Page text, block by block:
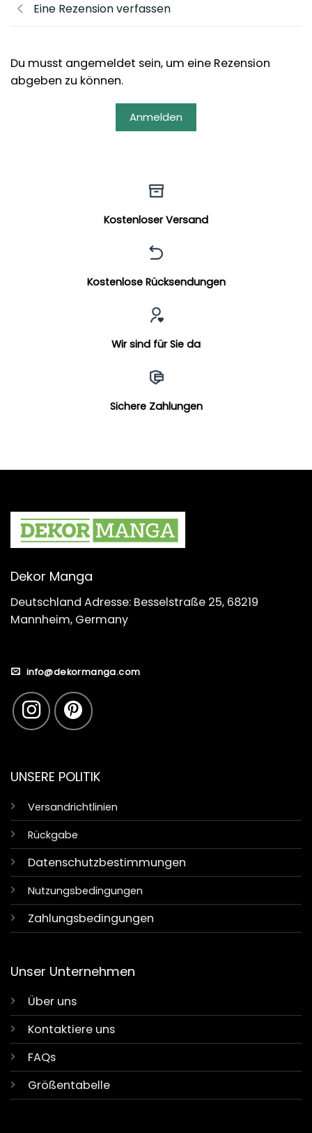
Eine Rezension verfassen
Du musst angemeldet sein, um eine Rezension
abgeben zu können.
Anmelden
Kostenloser Versand
Kostenlose Rücksendungen
Wir sind für Sie da
Sichere Zahlungen
Dekor Manga
Deutschland Adresse: Besselstraße 25, 68219
Mannheim, Germany
info@dekormanga.com
UNSERE POLITIK
Versandrichtlinien
Rückgabe
Datenschutzbestimmungen
Nutzungsbedingungen
Zahlungsbedingungen
Unser Unternehmen
Über uns
Kontaktiere uns
FAQs
Größentabelle